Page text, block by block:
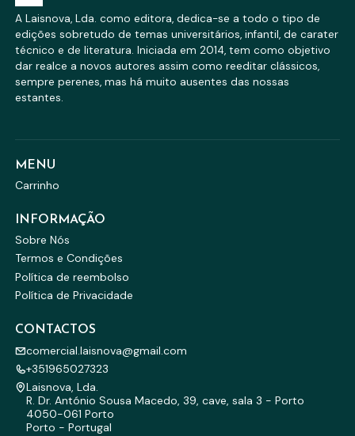
A Laisnova, Lda. como editora, dedica-se a todo o tipo de
edições sobretudo de temas universitários, infantil, de carater
técnico e de literatura. Iniciada em 2014, tem como objetivo
dar realce a novos autores assim como reeditar clássicos,
sempre perenes, mas há muito ausentes das nossas
estantes.
MENU
Carrinho
INFORMAÇÃO
Sobre Nós
Termos e Condições
Política de reembolso
Política de Privacidade
CONTACTOS
comercial.laisnova@gmail.com
+351965027323
Laisnova, Lda.
R. Dr. António Sousa Macedo, 39, cave, sala 3 - Porto
4050-061 Porto
Porto - Portugal